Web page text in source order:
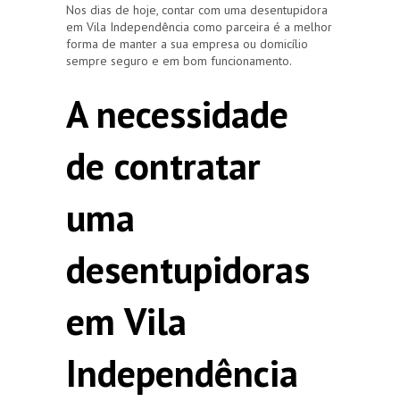
Nos dias de hoje, contar com uma desentupidora
em Vila Independência como parceira é a melhor
forma de manter a sua empresa ou domicílio
sempre seguro e em bom funcionamento.
A necessidade
de contratar
uma
desentupidoras
em Vila
Independência